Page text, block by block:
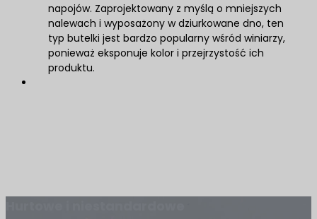
napojów. Zaprojektowany z myślą o mniejszych
nalewach i wyposażony w dziurkowane dno, ten
typ butelki jest bardzo popularny wśród winiarzy,
ponieważ eksponuje kolor i przejrzystość ich
produktu.